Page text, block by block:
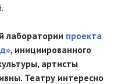
лаборатории проекта
, инициированного
артисты
Театру интересно